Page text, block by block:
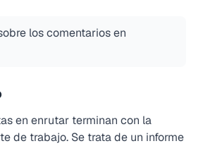
los comentarios en
en enrutar terminan con la
de trabajo. Se trata de un informe